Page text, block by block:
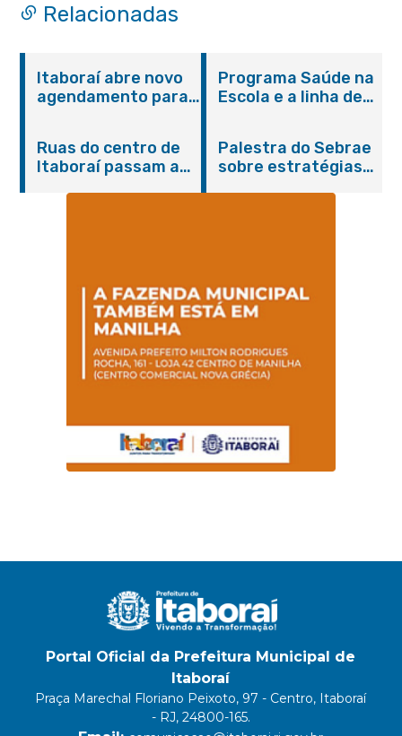
Relacionadas
Itaboraí abre novo
agendamento para
Programa Saúde na
Escola e a linha de
promovem
conscientização
sobre hanseníase
Ruas do centro de
Itaboraí passam a
Palestra do Sebrae
sobre estratégias
Portal Oficial da Prefeitura Municipal de
Itaboraí
Praça Marechal Floriano Peixoto, 97 - Centro, Itaboraí
- RJ, 24800-165.